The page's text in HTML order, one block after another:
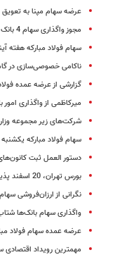
عرضه سهام مپنا به تعویق
مجوز واگذاری سهام 4 بانک و 3 بیمه دولتی
سهام فولاد مبارکه هفته
ناکامی خصوصی‌سازی در
گزارشی از عرضه عمده
میرکاظمی از واگذاری
شرکت‌های زیر مجموعه
سهام فولاد مبارکه یکشنبه 20 اسفند عرضه می‌شود
دستور العمل ثبت
بورس تهران، 20 اسفند پذیرای فولاد مبارکه
نگرانی از ارزان‌فروشی
واگذاری سهام بانک‌ها
عرضه عمده سهام فولاد
مهمترین رویداد اقتصادی